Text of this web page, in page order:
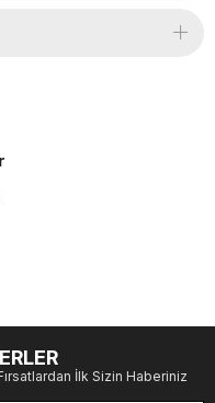
İlk Sizin Haberiniz